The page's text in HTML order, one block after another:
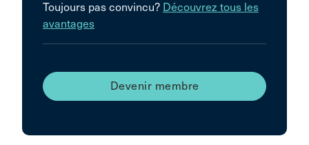
Toujours pas convincu? Découvrez tous les
avantages
Devenir membre